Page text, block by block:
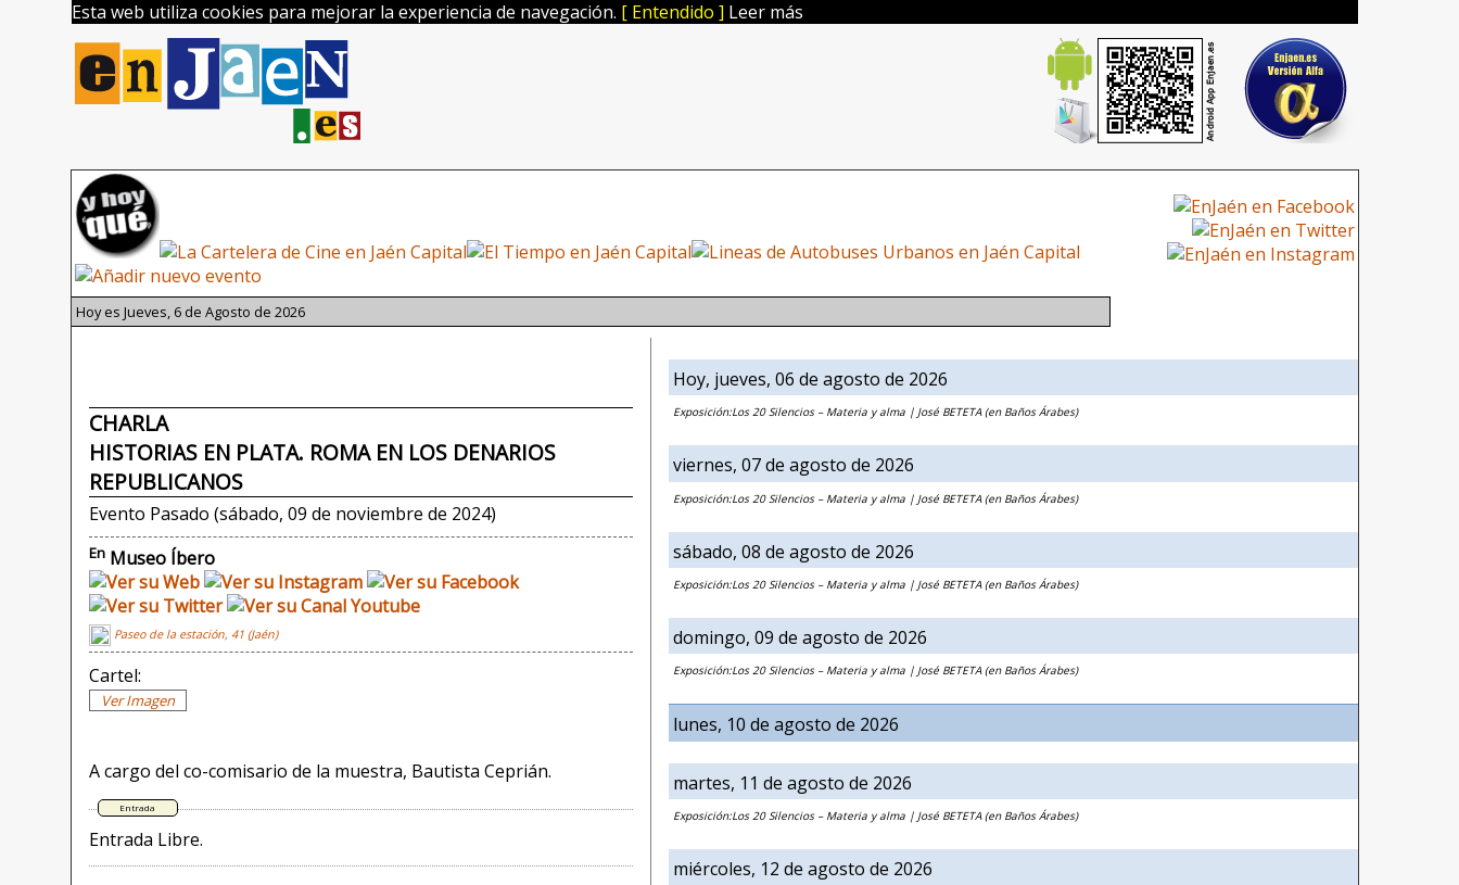
Esta web utiliza cookies para mejorar la experiencia de navegación. [ Entendido ] Leer más
Hoy es Jueves, 6 de Agosto de 2026
CHARLA
HISTORIAS EN PLATA. ROMA EN LOS DENARIOS
REPUBLICANOS
Evento Pasado (sábado, 09 de noviembre de 2024)
EnMuseo Íbero
Paseo de la estación, 41 (Jaén)
Cartel:
Ver Imagen
A cargo del co-comisario de la muestra, Bautista Ceprián.
Entrada Libre.
Hoy, jueves, 06 de agosto de 2026
Exposición:Los 20 Silencios – Materia y alma | José BETETA (en Baños Árabes)
viernes, 07 de agosto de 2026
Exposición:Los 20 Silencios – Materia y alma | José BETETA (en Baños Árabes)
sábado, 08 de agosto de 2026
Exposición:Los 20 Silencios – Materia y alma | José BETETA (en Baños Árabes)
domingo, 09 de agosto de 2026
Exposición:Los 20 Silencios – Materia y alma | José BETETA (en Baños Árabes)
lunes, 10 de agosto de 2026
martes, 11 de agosto de 2026
Exposición:Los 20 Silencios – Materia y alma | José BETETA (en Baños Árabes)
miércoles, 12 de agosto de 2026